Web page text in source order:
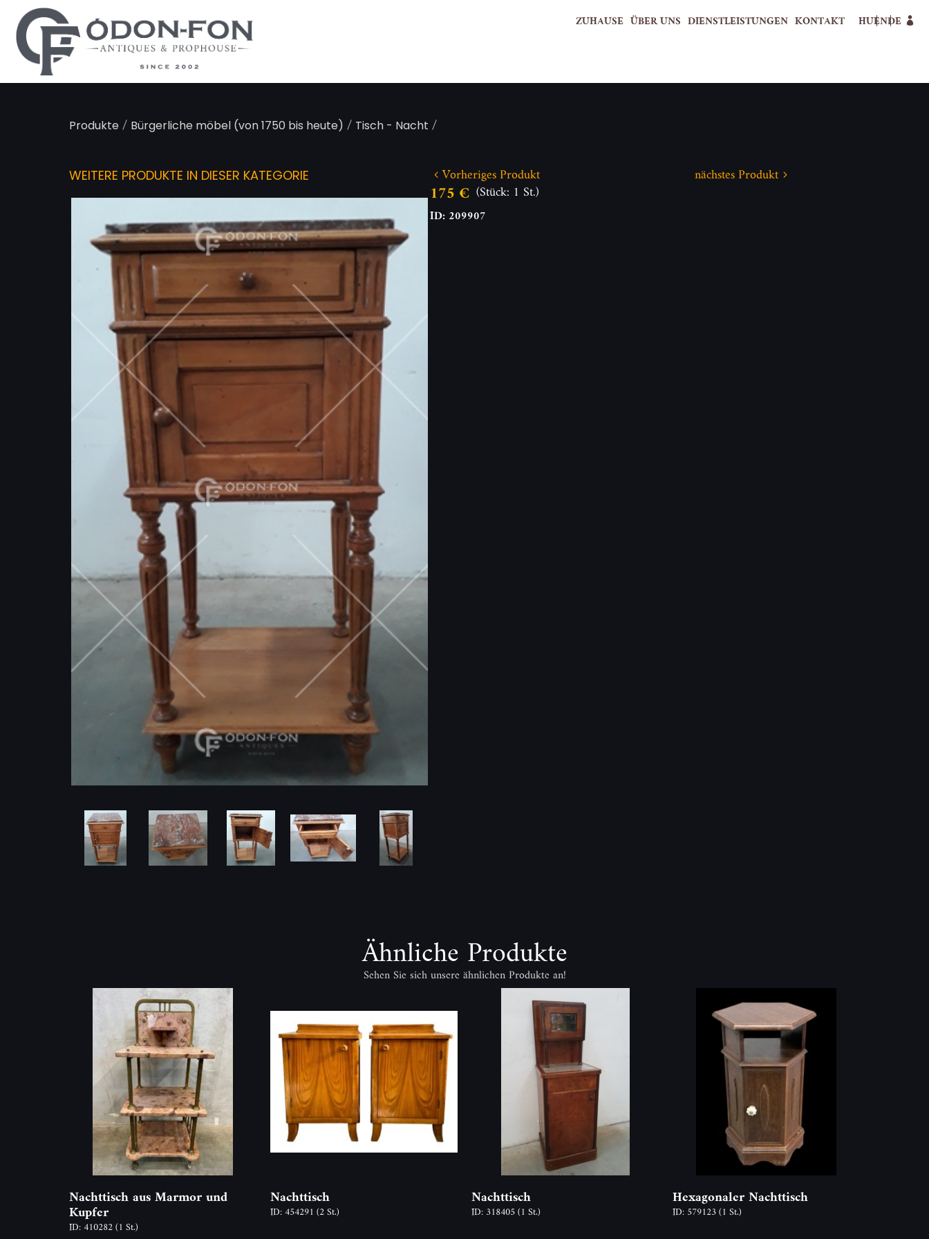
ZUHAUSE ÜBER UNS DIENSTLEISTUNGEN KONTAKT HUENDE
Produkte/ Bürgerliche möbel (von 1750 bis heute) / Tisch - Nacht /
WEITERE PRODUKTE IN DIESER KATEGORIE Vorheriges Produkt nächstes Produkt
175 € (Stück: 1 St.)
ID: 209907
Ähnliche Produkte
Sehen Sie sich unsere ähnlichen Produkte an!
Nachttisch aus Marmor und
Kupfer
ID: 410282(1 St.)
Nachttisch
ID: 454291 (2 St.)
Nachttisch
ID: 318405(1 St.)
Hexagonaler Nachttisch
ID: 579123(1 St.)
Cookie-Einstellungen